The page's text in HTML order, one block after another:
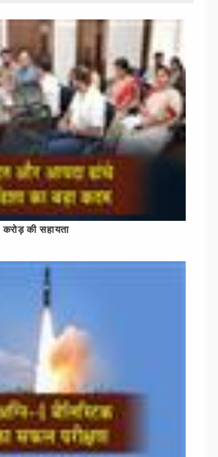
करोड़ की सहायता